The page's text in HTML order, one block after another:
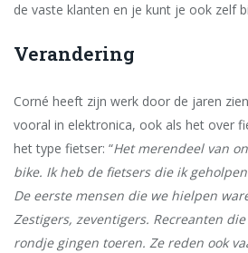
de vaste klanten en je kunt je ook zelf
Verandering
Corné heeft zijn werk door de jaren
vooral in elektronica, ook als het over
het type fietser: “Het merendeel van
bike. Ik heb de fietsers die ik
De eerste mensen die we hielpen
Zestigers, zeventigers. Recreanten
rondje gingen toeren. Ze reden ook